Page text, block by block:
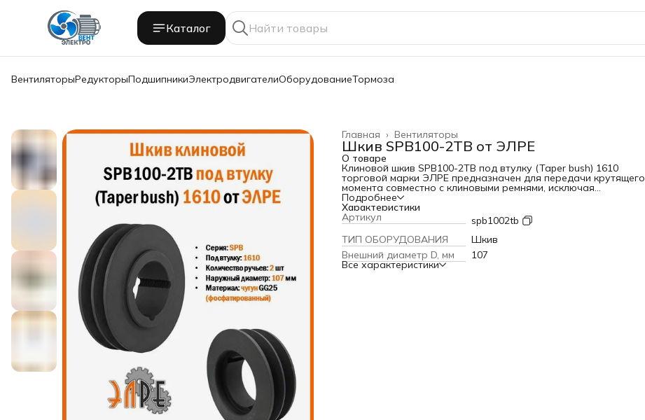
Каталог
ВентиляторыРедукторыПодшипникиЭлектродвигателиОборудованиеТормоза
Вентиляторы
Главная ›
Шкив SPB100-2TB от ЭЛРЕ
О товаре
Клиновой шкив SPB100-2TB под втулку (Taper bush) 1610
торговой марки ЭЛРЕ предназначен для передачи крутящего
момента совместно с клиновыми ремнями, исключая
проскальзывания. Благодаря особенной форме пазов,
увеличена площадь соприкосновения с ремнем. Хорошая сила
трения обеспечивается за счет шероховатой поверхности.
Клиноременные шкивы с отверстием под коническую втулку в
профиле SPB - основной вид шкивов для клиновых ремней в
стандартизированном исполнении. Крепление детали к валу
осуществляется посредством конических втулок тапербуш
типовых размеров, которые защищают систему от осевого
Подробнее
Характеристики
Артикул
spb1002tb
ТИП ОБОРУДОВАНИЯ
Шкив
Внешний диаметр D, мм
107
Все характеристики